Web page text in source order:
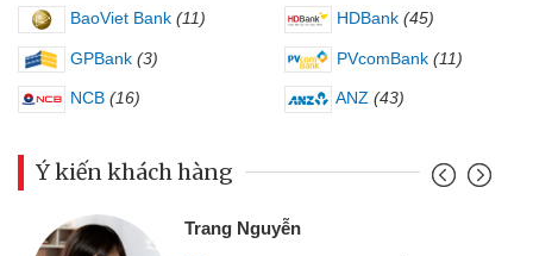
BaoViet Bank (11) HDBank (45)
GPBank (3) PVcomBank (11)
NCB (16) ANZ (43)
Ý kiến khách hàng
Trang Nguyễn